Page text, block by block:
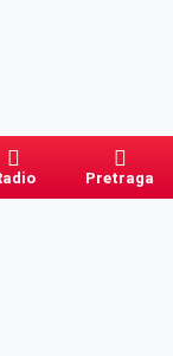
Pretraga